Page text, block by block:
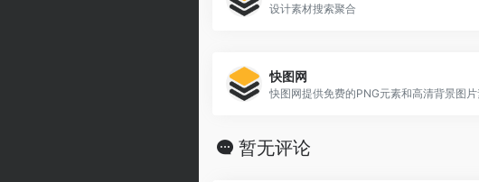
设计素材搜索聚合
快图网
暂无评论